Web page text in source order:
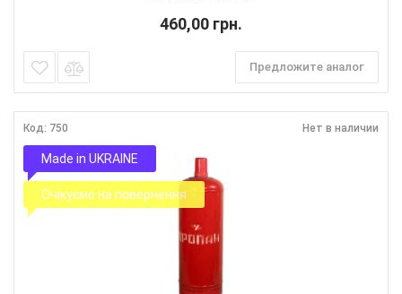
460,00 грн.
Предложите аналог
Код: 750 Нет в наличии
Made in UKRAINE
Очікуємо на повернення